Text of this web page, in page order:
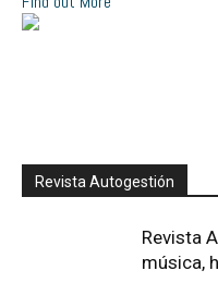
Revista Autogestión
Revista
música,